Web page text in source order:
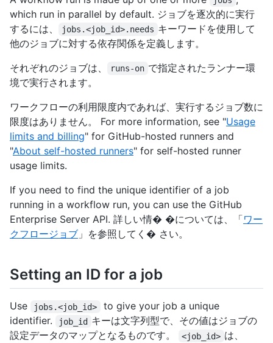
which run in parallel by default. ジョブを逐次的に実行
するには、
jobs.<job_id>.needs キーワードを使用して
他のジョブに対する依存関係を定義します。
それぞれのジョブは、
runs-on で指定されたランナー環
境で実行されます。
ワークフローの利用限度内であれば、実行するジョブ数に
限度はありません。 For more information, see "Usage
limits and billing" for GitHub-hosted runners and
"About self-hosted runners" for self-hosted runner
usage limits.
If you need to find the unique identifier of a job
running in a workflow run, you can use the GitHub
Enterprise Server API. 詳しい情� �については、「ワー
クフロージョブ 」を参照してく� さい。
Setting an ID for a job
Use jobs.<job_id>
to give your job a unique
identifier.
job_id キーは文字列型で、その値はジョブの
設定データのマップとなるものです。
<job_id> は、